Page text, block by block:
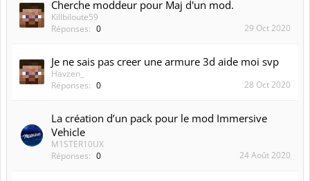
Cherche moddeur pour Maj d'un mod.
Killbiloute59
Réponses: 0 29 Oct 2020
Je ne sais pas creer une armure 3d aide moi svp
Havzen_
Réponses: 0 28 Oct 2020
La création d’un pack pour le mod Immersive
Vehicle
M1STER10UX
Réponses: 0 24 Août 2020